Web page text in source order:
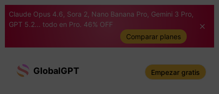
Claude Opus 4.6, Sora 2, Nano Banana Pro, Gemini 3 Pro,
GPT 5.2... todo en Pro. 46% OFF
Comparar planes
GlobalGPT Empezar gratis